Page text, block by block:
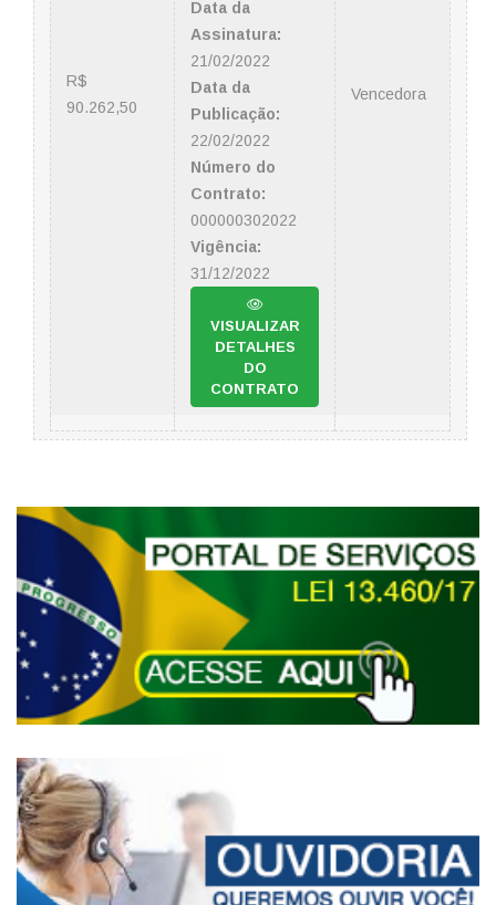
R$
90.262,50
Data da
Assinatura:
21/02/2022
Data da
Publicação:
22/02/2022
Número do
Contrato:
000000302022
Vigência:
31/12/2022
VISUALIZAR
DETALHES
DO
CONTRATO
Vencedora